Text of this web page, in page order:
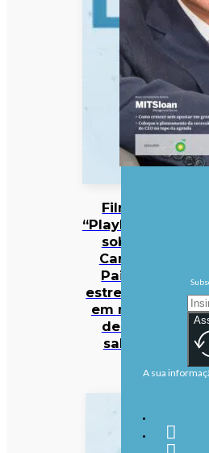
Filme
“Playback”
sobre
Carlos
Paião
estreia-se
em mais
de 50
salas
A sua